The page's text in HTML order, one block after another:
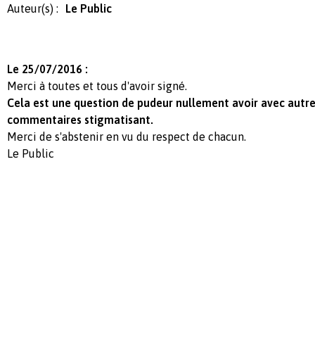
Auteur(s) : Le Public
Le 25/07/2016 :
Merci à toutes et tous d'avoir signé.
Cela est une question de pudeur nullement avoir avec
commentaires stigmatisant.
Merci de s'abstenir en vu du respect de chacun.
Le Public